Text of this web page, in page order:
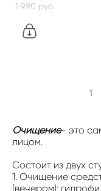
1 990 pуб.
1
Очищение- это
лицом.
Состоит из двух
1. Очищение
(вечером):